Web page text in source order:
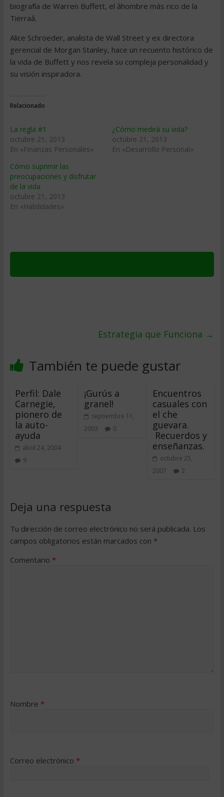
biografía de Warren Buffett, el âhombre más rico de la
Tierraâ.
Alice Schroeder, analista de Wall Street y ex directora
gerencial de Morgan Stanley, hace un recuento histórico de
la vida de Buffett y nos revela su compleja personalidad y
su visión inspiradora.
Relacionado
La regla #1
octubre 21, 2013
En «Finanzas Personales»
¿Cómo medirá su vida?
octubre 21, 2013
En «Desarrollo Personal»
Cómo suprimir las
preocupaciones y disfrutar
de la vida
octubre 21, 2013
En «Habilidades»
Estrategia que Funciona →
También te puede gustar
Perfil: Dale
Carnegie,
pionero de
la auto-
ayuda
abril 24, 2004
9
¡Gurús a
granel!
septiembre 11,
2003
0
Encuentros
casuales con
el che
guevara.
Recuerdos y
enseñanzas.
octubre 25,
2007
2
Deja una respuesta
Tu dirección de correo electrónico no será publicada. Los
campos obligatorios están marcados con *
Comentario *
Nombre *
Correo electrónico *